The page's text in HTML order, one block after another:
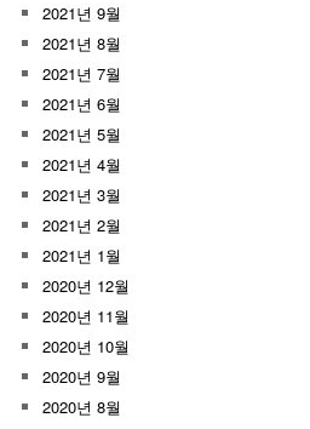
2021년 9월
2021년 8월
2021년 7월
2021년 6월
2021년 5월
2021년 4월
2021년 3월
2021년 2월
2021년 1월
2020년 12월
2020년 11월
2020년 10월
2020년 9월
2020년 8월